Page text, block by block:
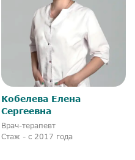
Кобелева Елена
Сергеевна
Врач-терапевт
Стаж - с 2017 года